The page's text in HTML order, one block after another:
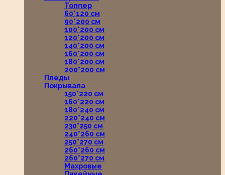
Топпер
60*120 см
90*200 см
100*200 см
120*200 см
140*200 см
160*200 см
180*200 см
200*200 см
Пледы
Покрывала
150*220 см
160*220 см
180*240 см
220*240 см
230*250 см
240*260 см
250*270 см
260*260 см
260*270 см
Махровые